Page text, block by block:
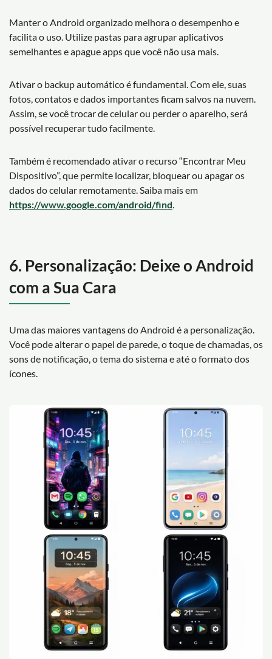
Manter o Android organizado melhora o desempenho e
facilita o uso. Utilize pastas para agrupar aplicativos
semelhantes e apague apps que você não usa mais.
Ativar o backup automático é fundamental. Com ele, suas
fotos, contatos e dados importantes ficam salvos na nuvem.
Assim, se você trocar de celular ou perder o aparelho, será
possível recuperar tudo facilmente.
Também é recomendado ativar o recurso “Encontrar Meu
Dispositivo”, que permite localizar, bloquear ou apagar os
dados do celular remotamente. Saiba mais em
https://www.google.com/android/find.
6. Personalização: Deixe o Android
com a Sua Cara
Uma das maiores vantagens do Android é a personalização.
Você pode alterar o papel de parede, o toque de chamadas, os
sons de notificação, o tema do sistema e até o formato dos
ícones.